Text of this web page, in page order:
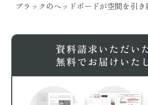
ブラックのヘッドボードが空間を引き